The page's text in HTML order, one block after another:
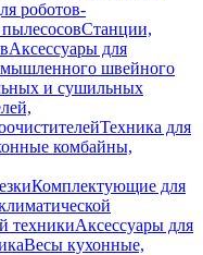
роботов-
Станции,
Аксессуары для
швейного
и сушильных
Техника для
комбайны,
Комплектующие для
техникиАксессуары для
Весы кухонные,